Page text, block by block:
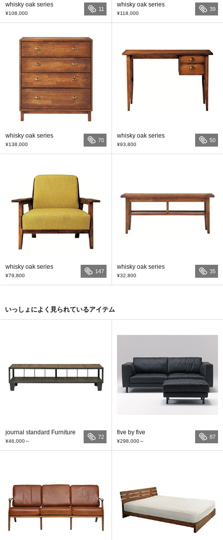
whisky oak series
¥108,000
11
whisky oak series
¥118,000
39
whisky oak series
¥138,000
70
whisky oak series
¥93,800
50
whisky oak series
¥79,800
147
whisky oak series
¥32,800
35
いっしょによく見られているアイテム
journal standard Furniture
¥46,000～
72
five by five
¥298,000～
87